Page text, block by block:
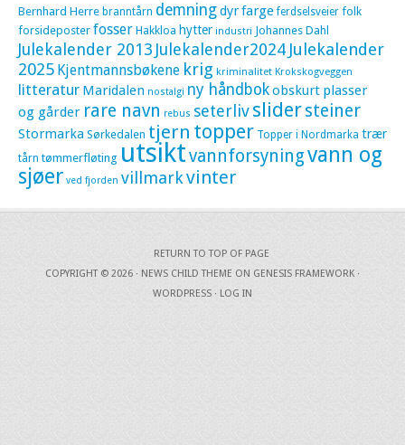
Bernhard Herre branntårn demningdyrfarge ferdselsveier folk
forsideposter fosser Hakkloa hytter industri Johannes Dahl
Julekalender 2013 Julekalender2024 Julekalender
2025 Kjentmannsbøkene krig kriminalitet Krokskogveggen
litteratur Maridalen nostalgi ny håndbokobskurt plasser
og gårder rare navn rebus seterlivslidersteiner
Stormarka Sørkedalen tjern topper Topper i Nordmarka trær
tårn tømmerfløting utsiktvannforsyningvann og
sjøer ved fjorden villmarkvinter
RETURN TO TOP OF PAGE
COPYRIGHT © 2026 · NEWS CHILD THEME ON GENESIS FRAMEWORK ·
WORDPRESS · LOG IN